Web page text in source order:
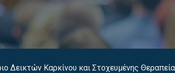
Δεικτών Καρκίνου και Στοχευμένης